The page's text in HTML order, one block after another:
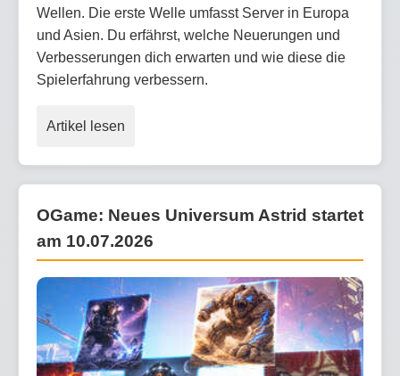
Wellen. Die erste Welle umfasst Server in Europa
und Asien. Du erfährst, welche Neuerungen und
Verbesserungen dich erwarten und wie diese die
Spielerfahrung verbessern.
Artikel lesen
OGame: Neues Universum Astrid startet
am 10.07.2026